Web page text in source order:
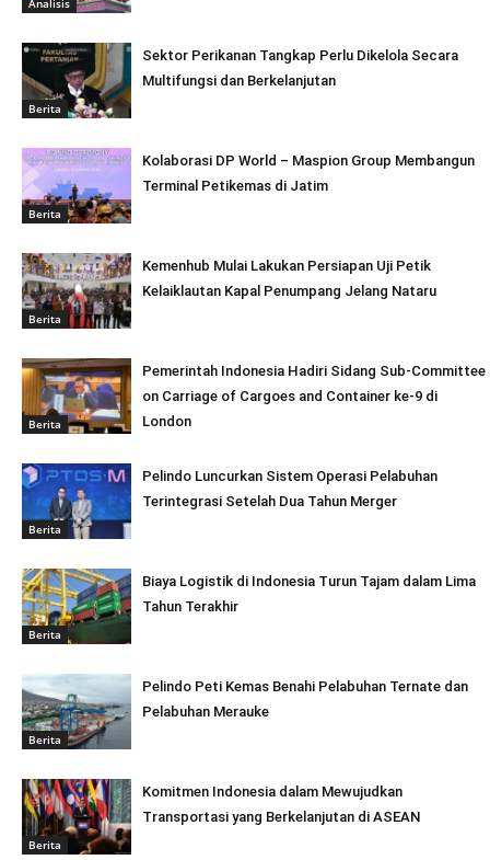
Berita
Sektor Perikanan Tangkap Perlu Dikelola Secara
Multifungsi dan Berkelanjutan
Berita
Kolaborasi DP World – Maspion Group Membangun
Terminal Petikemas di Jatim
Berita
Kemenhub Mulai Lakukan Persiapan Uji Petik
Kelaiklautan Kapal Penumpang Jelang Nataru
Berita
Pemerintah Indonesia Hadiri Sidang Sub-Committee
on Carriage of Cargoes and Container ke-9 di
London
Berita
Pelindo Luncurkan Sistem Operasi Pelabuhan
Terintegrasi Setelah Dua Tahun Merger
Berita
Biaya Logistik di Indonesia Turun Tajam dalam Lima
Tahun Terakhir
Berita
Pelindo Peti Kemas Benahi Pelabuhan Ternate dan
Pelabuhan Merauke
Berita
Komitmen Indonesia dalam Mewujudkan
Transportasi yang Berkelanjutan di ASEAN